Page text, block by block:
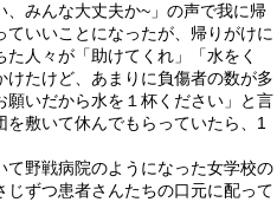
みんな大丈夫か~」の声で我に帰
いいことになったが、帰りがけに
人々が「助けてくれ」「水をく
たけど、あまりに負傷者の数が多
いだから水を１杯ください」と言
敷いて休んでもらっていたら、1
野戦病院のようになった女学校の
ずつ患者さんたちの口元に配って